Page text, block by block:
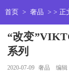
首页 > 奢品 > > 正
“改变
系列
2020-07-09 奢品 编辑